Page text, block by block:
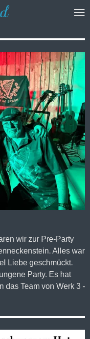
wir zur Pre-Party
Alles war
Liebe geschmückt.
Party. Es hat
das Team von Werk 3 -